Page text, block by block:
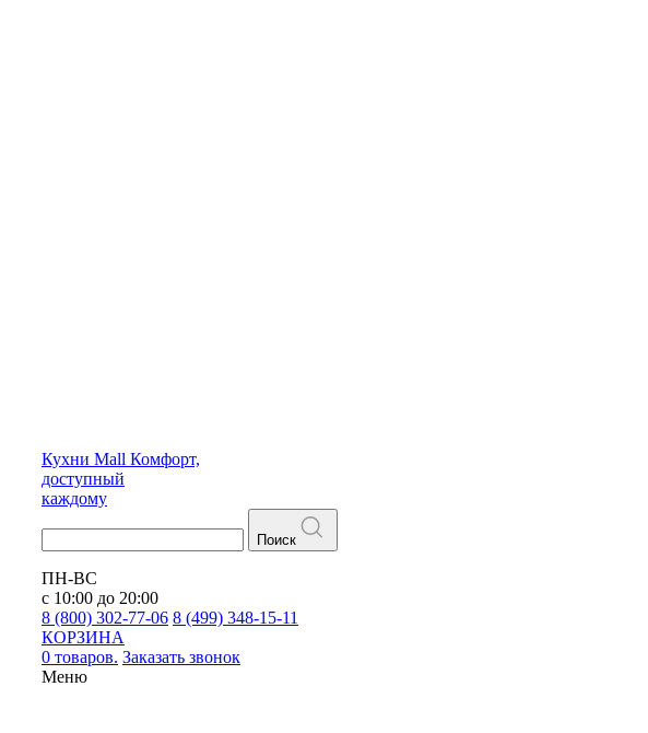
Кухни Mall Комфорт,
доступный
каждому
Поиск
ПН-ВС
с 10:00 до 20:00
8 (800) 302-77-06 8 (499) 348-15-11
КОРЗИНА
0 товаров. Заказать звонок
Меню